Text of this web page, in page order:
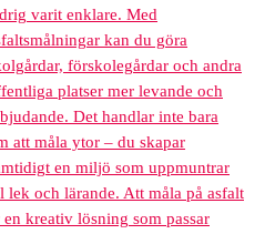
varit enklare. Med
kan du göra
förskolegårdar och andra
platser mer levande och
Det handlar inte bara
att måla ytor – du skapar
en miljö som uppmuntrar
lek och lärande. Att måla på asfalt
en kreativ lösning som passar